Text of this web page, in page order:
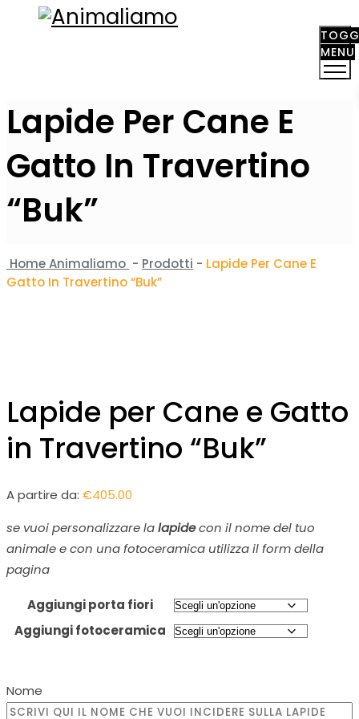
MENU
Lapide Per Cane E
Gatto In Travertino
“Buk”
HomeAnimaliamo - Prodotti - Lapide Per Cane E
Gatto In Travertino “Buk”
Lapide per Cane e Gatto
in Travertino “Buk”
A partire da: €405.00
se vuoi personalizzare lalapidecon il nome del tuo
animale e con una fotoceramica utilizza il form della
pagina
Aggiungi porta fiori
Aggiungi fotoceramica
Nome